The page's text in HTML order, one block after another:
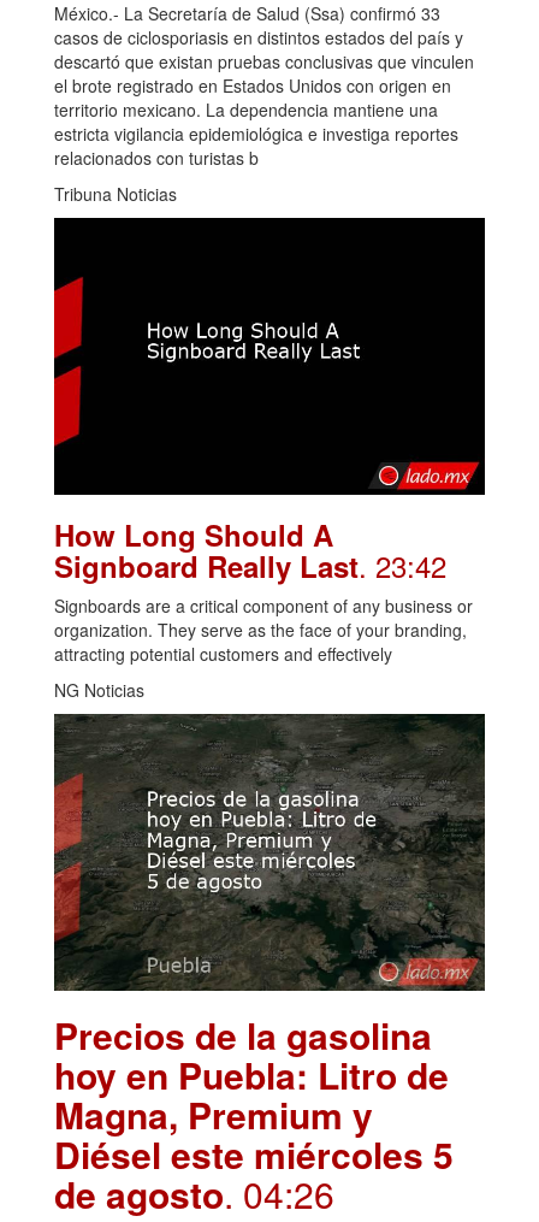
México.- La Secretaría de Salud (Ssa) confirmó 33
casos de ciclosporiasis en distintos estados del país y
descartó que existan pruebas conclusivas que vinculen
el brote registrado en Estados Unidos con origen en
territorio mexicano. La dependencia mantiene una
estricta vigilancia epidemiológica e investiga reportes
relacionados con turistas b
Tribuna Noticias
How Long Should A
Signboard Really Last. 23:42
Signboards are a critical component of any business or
organization. They serve as the face of your branding,
attracting potential customers and effectively
NG Noticias
Precios de la gasolina
hoy en Puebla: Litro de
Magna, Premium y
Diésel este miércoles 5
de agosto. 04:26